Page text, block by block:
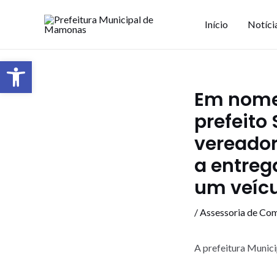
Início
Em
prefeito
a
um
/Assessoria de
A prefeitura
Barra de Ferramentas Aberta